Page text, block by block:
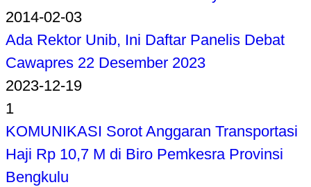
2014-02-03
Ada Rektor Unib, Ini Daftar Panelis Debat
Cawapres 22 Desember 2023
2023-12-19
1
KOMUNIKASI Sorot Anggaran Transportasi
Haji Rp 10,7 M di Biro Pemkesra Provinsi
Bengkulu